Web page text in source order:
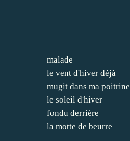
malade
le vent d'hiver déjà
mugit dans ma poitrine
le soleil d'hiver
fondu derrière
la motte de beurre